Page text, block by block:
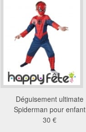
Déguisement ultimate
Spiderman pour enfant
30 €